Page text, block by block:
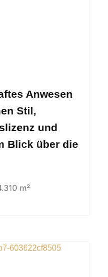
Anwesen
Stil,
und
Blick über die
m²